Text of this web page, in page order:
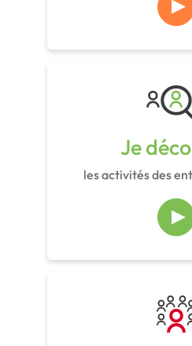
Je
les activités des